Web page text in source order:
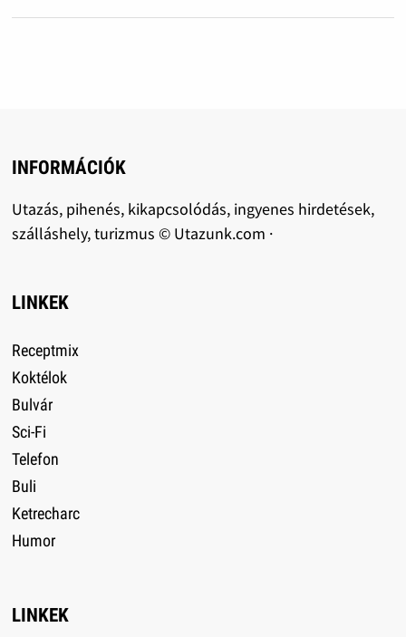
INFORMÁCIÓK
Utazás, pihenés, kikapcsolódás, ingyenes hirdetések,
szálláshely, turizmus © Utazunk.com ·
LINKEK
Receptmix
Koktélok
Bulvár
Sci-Fi
Telefon
Buli
Ketrecharc
Humor
LINKEK